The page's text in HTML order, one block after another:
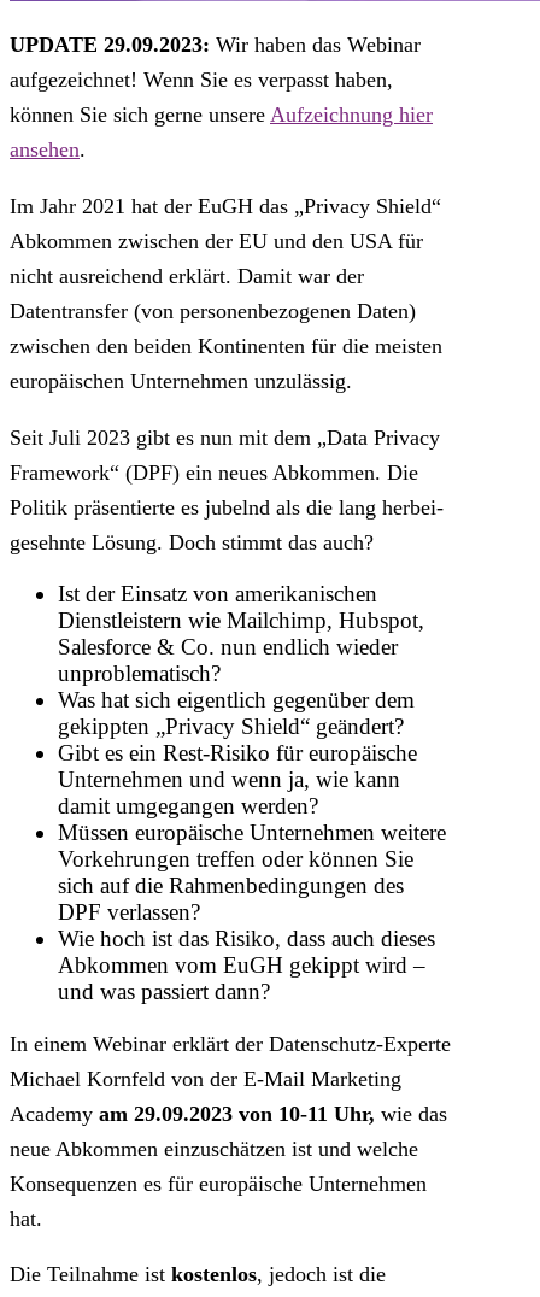
UPDATE 29.09.2023: Wir haben das Webinar
aufgezeichnet! Wenn Sie es verpasst haben,
können Sie sich gerne unsere Aufzeichnung hier
ansehen.
Im Jahr 2021 hat der EuGH das „Privacy Shield“
Abkommen zwischen der EU und den USA für
nicht ausreichend erklärt. Damit war der
Datentransfer (von personenbezogenen Daten)
zwischen den beiden Kontinenten für die meisten
europäischen Unternehmen unzulässig.
Seit Juli 2023 gibt es nun mit dem „Data Privacy
Framework“ (DPF) ein neues Abkommen. Die
Politik präsentierte es jubelnd als die lang herbei-
gesehnte Lösung. Doch stimmt das auch?
Ist der Einsatz von amerikanischen
Dienstleistern wie Mailchimp, Hubspot,
Salesforce & Co. nun endlich wieder
unproblematisch?
Was hat sich eigentlich gegenüber dem
gekippten „Privacy Shield“ geändert?
Gibt es ein Rest-Risiko für europäische
Unternehmen und wenn ja, wie kann
damit umgegangen werden?
Müssen europäische Unternehmen weitere
Vorkehrungen treffen oder können Sie
sich auf die Rahmenbedingungen des
DPF verlassen?
Wie hoch ist das Risiko, dass auch dieses
Abkommen vom EuGH gekippt wird –
und was passiert dann?
In einem Webinar erklärt der Datenschutz-Experte
Michael Kornfeld von der E-Mail Marketing
Academy am 29.09.2023 von 10-11 Uhr, wie das
neue Abkommen einzuschätzen ist und welche
Konsequenzen es für europäische Unternehmen
hat.
Die Teilnahme ist kostenlos, jedoch ist die